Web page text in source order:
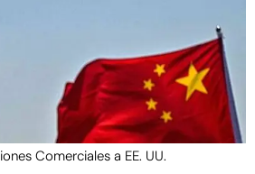
Comerciales a EE. UU.